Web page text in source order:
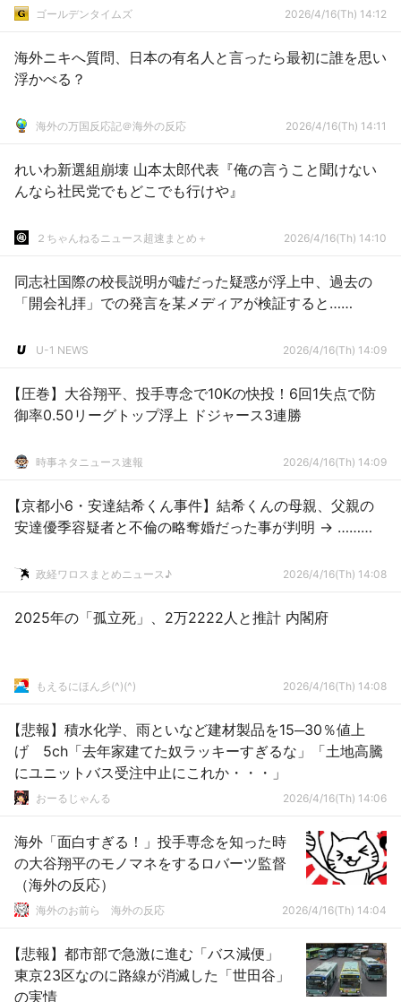
ゴールデンタイムズ 2026/4/16(Th) 14:12
海外ニキへ質問、日本の有名人と言ったら最初に誰を思い
浮かべる？
海外の万国反応記＠海外の反応 2026/4/16(Th) 14:11
れいわ新選組崩壊 山本太郎代表『俺の言うこと聞けない
んなら社民党でもどこでも行けや』
２ちゃんねるニュース超速まとめ＋ 2026/4/16(Th) 14:10
同志社国際の校長説明が嘘だった疑惑が浮上中、過去の
「開会礼拝」での発言を某メディアが検証すると……
U-1 NEWS 2026/4/16(Th) 14:09
【圧巻】大谷翔平、投手専念で10Kの快投！6回1失点で防
御率0.50リーグトップ浮上 ドジャース3連勝
時事ネタニュース速報 2026/4/16(Th) 14:09
【京都小6・安達結希くん事件】結希くんの母親、父親の
安達優季容疑者と不倫の略奪婚だった事が判明 → ………
政経ワロスまとめニュース♪ 2026/4/16(Th) 14:08
2025年の「孤立死」、2万2222人と推計 内閣府
もえるにほん彡(^)(^) 2026/4/16(Th) 14:08
【悲報】積水化学、雨といなど建材製品を15─30％値上
げ 5ch「去年家建てた奴ラッキーすぎるな」「土地高騰
にユニットバス受注中止にこれか・・・」
おーるじゃんる 2026/4/16(Th) 14:06
海外「面白すぎる！」投手専念を知った時
の大谷翔平のモノマネをするロバーツ監督
（海外の反応）
海外のお前ら 海外の反応 2026/4/16(Th) 14:04
【悲報】都市部で急激に進む「バス減便」
東京23区なのに路線が消滅した「世田谷」
の実情